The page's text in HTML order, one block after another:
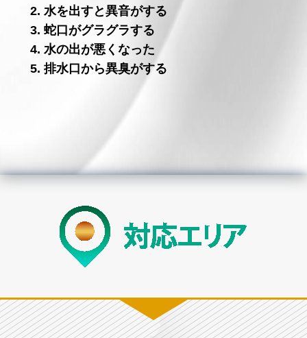
2. 水を出すと異音がする
3. 蛇口がグラグラする
4. 水の出が悪くなった
5. 排水口から異臭がする